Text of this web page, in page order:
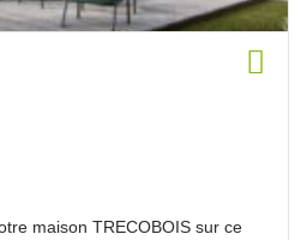
maison TRECOBOIS sur ce